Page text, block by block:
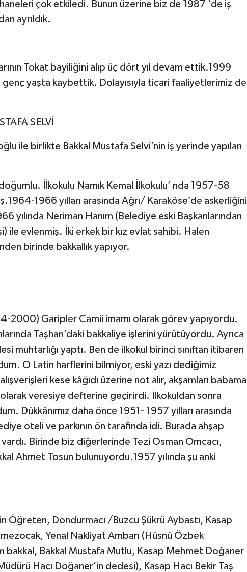
çok etkiledi. Bunun üzerine biz de 1987 ‘de iş
ayrıldık.
Tokat bayiliğini alıp üç dört yıl devam ettik.1999
genç yaşta kaybettik. Dolayısıyla ticari faaliyetlerimiz de
SELVİ
ile birlikte Bakkal Mustafa Selvi’nin iş yerinde yapılan
İlkokulu Namık Kemal İlkokulu’ nda 1957-58
1966 yılları arasında Ağrı/ Karaköse’de askerliğini
yılında Neriman Hanım (Belediye eski Başkanlarından
ile evlenmiş. İki erkek bir kız evlat sahibi. Halen
birinde bakkallık yapıyor.
2000) Garipler Camii imamı olarak görev yapıyordu.
Taşhan’daki bakkaliye işlerini yürütüyordu. Ayrıca
muhtarlığı yaptı. Ben de ilkokul birinci sınıftan itibaren
O Latin harflerini bilmiyor, eski yazı dediğimiz
kese kâğıdı üzerine not alır, akşamları babama
veresiye defterine geçirirdi. İlkokuldan sonra
Dükkânımız daha önce 1951- 1957 yılları arasında
oteli ve parkının ön tarafında idi. Burada ahşap
vardı. Birinde biz diğerlerinde Tezi Osman Omcacı,
Ahmet Tosun bulunuyordu.1957 yılında şu anki
Öğreten, Dondurmacı /Buzcu Şükrü Aybastı, Kasap
Yenal Nakliyat Ambarı (Hüsnü Özbek
bakkal, Bakkal Mustafa Mutlu, Kasap Mehmet Doğaner
Hacı Doğaner’in dedesi), Kasap Hacı Bekir Taş